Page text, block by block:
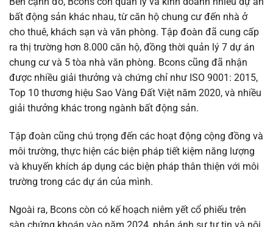
bất động sản khác nhau, từ căn hộ chung cư đến nhà ở
cho thuê, khách sạn và văn phòng. Tập đoàn đã cung cấp
ra thị trường hơn 8.000 căn hộ, đồng thời quản lý 7 dự án
chung cư và 5 tòa nhà văn phòng. Bcons cũng đã nhận
được nhiều giải thưởng và chứng chỉ như ISO 9001: 2015,
Top 10 thương hiệu Sao Vàng Đất Việt năm 2020, và nhiều
giải thưởng khác trong ngành bất động sản.
Tập đoàn cũng chú trọng đến các hoạt động cộng đồng và
môi trường, thực hiện các biện pháp tiết kiệm năng lượng
và khuyến khích áp dụng các biện pháp thân thiện với môi
trường trong các dự án của mình.
Ngoài ra, Bcons còn có kế hoạch niêm yết cổ phiếu trên